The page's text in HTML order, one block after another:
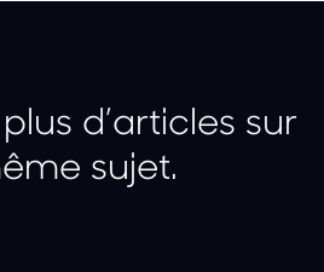
d’articles sur
sujet.